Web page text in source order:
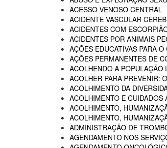
ACESSO VENOSO CENTRAL
ACIDENTE VASCULAR
ACIDENTES COM
ACIDENTES POR ANIMAIS
AÇÕES EDUCATIVAS PARA
AÇÕES PERMANENTES DE
ACOLHENDO A POPULAÇÃO
ACOLHER PARA PREVENIR:
ACOLHIMENTO DA
ACOLHIMENTO E
ACOLHIMENTO,
ACOLHIMENTO,
ADMINISTRAÇÃO DE
AGENDAMENTO NOS